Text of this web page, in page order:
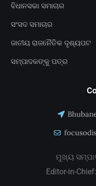
ବିଧାନସଭା ସମାଚାର
ସଂସଦ ସମାଚାର
ଜାତୀୟ ରାଜନୈତିକ ଦୃଶ୍ୟପଟ
ସମ୍ପାଦକଙ୍କୁ ପତ୍ର
ମୁଖ୍ୟ
Editor-in-